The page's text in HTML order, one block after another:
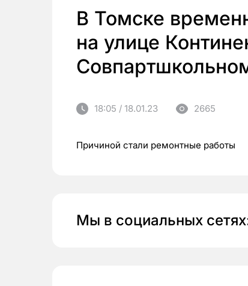
В Томске
на улице
18:05 / 18.01.23 2665
Причиной стали ремонтные работы
Мы в социальных